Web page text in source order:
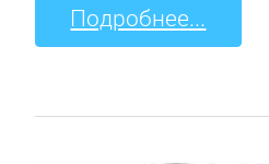
Подробнее...